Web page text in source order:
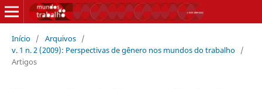
Início / Arquivos /
v. 1 n. 2 (2009): Perspectivas de gênero nos mundos do trabalho /
Artigos